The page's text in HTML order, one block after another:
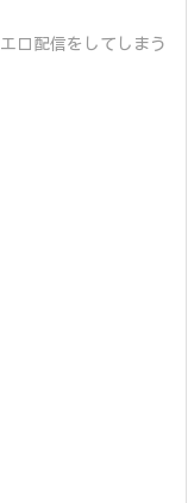
ロ配信をしてしまう